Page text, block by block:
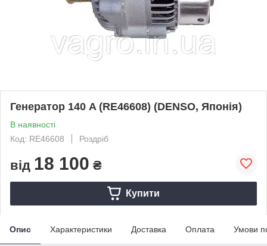
Генератор 140 A (RE46608) (DENSO, Японія)
В наявності
Код: RE46608
Роздріб
від 18 100 ₴
Купити
Опис Характеристики Доставка Оплата Умови